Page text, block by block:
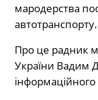
мародерства
автотранспорту.
Про це радник
України Вадим